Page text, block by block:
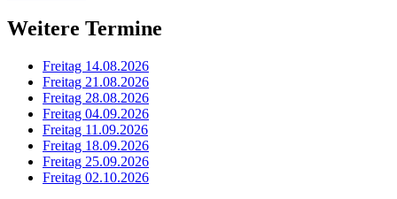
Weitere Termine
Freitag 14.08.2026
Freitag 21.08.2026
Freitag 28.08.2026
Freitag 04.09.2026
Freitag 11.09.2026
Freitag 18.09.2026
Freitag 25.09.2026
Freitag 02.10.2026